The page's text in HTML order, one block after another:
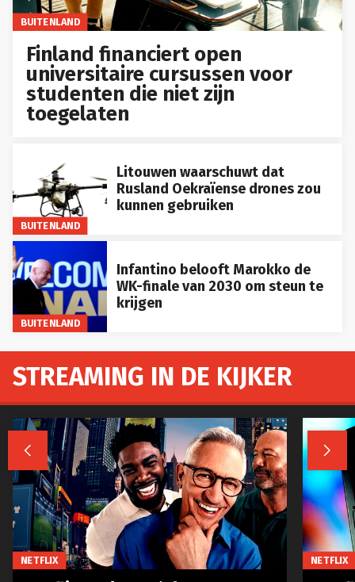
BUITENLAND
Finland financiert open
universitaire cursussen voor
studenten die niet zijn
toegelaten
BUITENLAND
Litouwen waarschuwt dat
Rusland Oekraïense drones zou
kunnen gebruiken
BUITENLAND
Infantino belooft Marokko de
WK-finale van 2030 om steun te
krijgen
STREAMING IN DE KIJKER
 
NETFLIX NETFLIX